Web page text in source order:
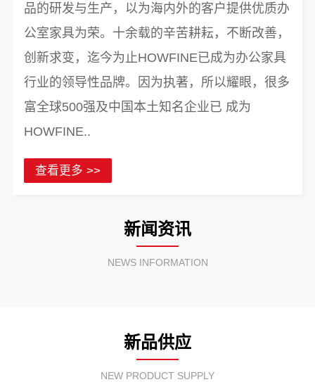
品的研发与生产，以为海内外的客户提供优质办
公室家具为荣。十余载的辛苦耕耘，不断改善，
创新求变，迄今为止HOWFINE已成为办公家具
行业的领导性品牌。因为执著，所以耀眼，很多
富全球500强及中国本土知名企业已 成为
HOWFINE..
查看更多 >>
新闻资讯
NEWS INFORMATION
新品供应
NEW PRODUCT SUPPLY